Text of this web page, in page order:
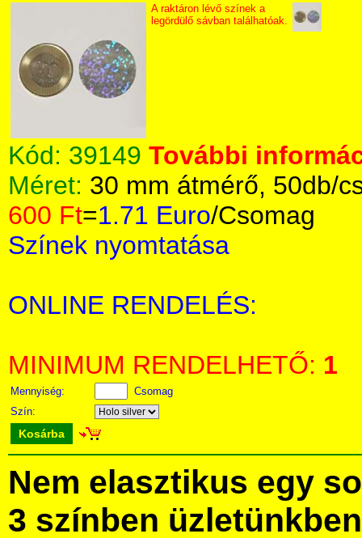
A raktáron lévő színek a
legördülő sávban találhatóak.
Kód: 39149 További
Méret: 30 mm átmérő, 50db/
600 Ft=1.71 Euro/Csomag
Színek nyomtatása
ONLINE RENDELÉS:
MINIMUM RENDELHETŐ: 1
Mennyiség:
Csomag
Szín:
Kosárba
Nem elasztikus egy
3 színben